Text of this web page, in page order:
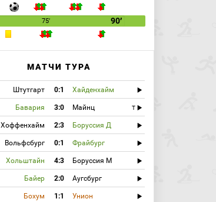
75′ 90′
МАТЧИ ТУРА
Штутгарт 0:1 Хайденхайм
Бавария 3:0 Майнц T
Хоффенхайм 2:3 Боруссия Д
Вольфсбург 0:1 Фрайбург
Хольштайн 4:3 Боруссия М
Байер 2:0 Аугсбург
Бохум 1:1 Унион